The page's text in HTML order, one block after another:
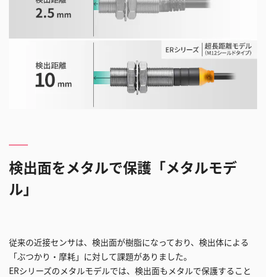
検出面をメタルで保護「メタルモデ
ル」
従来の近接センサは、検出面が樹脂になっており、検出体による
「ぶつかり・摩耗」に対して課題がありました。
ERシリーズのメタルモデルでは、検出面もメタルで保護すること